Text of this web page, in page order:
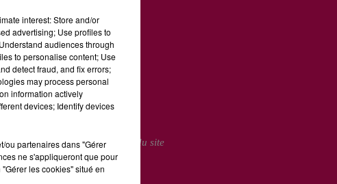
JEU
Régie Publicitaire Plan du site
interest: Store and/or
advertising; Use profiles to
audiences through
to personalise content; Use
detect fraud, and fix errors;
may process personal
information actively
devices; Identify devices
ou partenaires dans "Gérer
ne s'appliqueront que pour
les cookies" situé en